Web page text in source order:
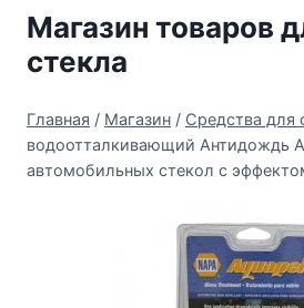
Перейти
содержимому
Магазин товаров
стекла
Главная / Магазин / Средства для
водоотталкивающий Антидождь
автомобильных стекол с